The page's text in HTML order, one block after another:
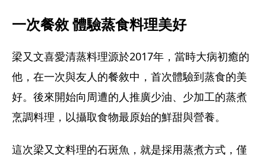
一次餐敘 體驗蒸食料理美好
梁又文喜愛清蒸料理源於2017年，當時大病初癒的
他，在一次與友人的餐敘中，首次體驗到蒸食的美
好。後來開始向周遭的人推廣少油、少加工的蒸煮
烹調料理，以攝取食物最原始的鮮甜與營養。
這次梁又文料理的石斑魚，就是採用蒸煮方式，僅